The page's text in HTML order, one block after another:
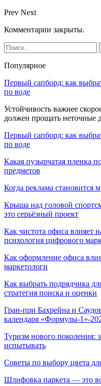
Prev Next
Комментарии закрыты.
Популярное
Первый сапборд: как
по воде
Устойчивость важнее
должен прощать
Первый сапборд: как
по воде
Какая пузырчатая пленка
предметов
Когда реклама становится
Крыша над головой
это серьёзный проект
Как чистота офиса влияет
психология цифрового
Как оформление офиса
маркетологи
Как выбрать подрядчика
стратегия поиска и оценки
Гран-при Бахрейна и
календаря «Формулы-1»-
Туризм нового поколения:
испытывать
Советы по выбору цвета
Шлифовка паркета — это